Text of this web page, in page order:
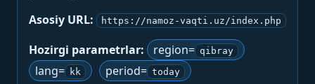
Asosiy URL:
https://namoz-vaqti.uz/index.php
Hozirgi parametrlar: region= qibray
lang= kk period= today